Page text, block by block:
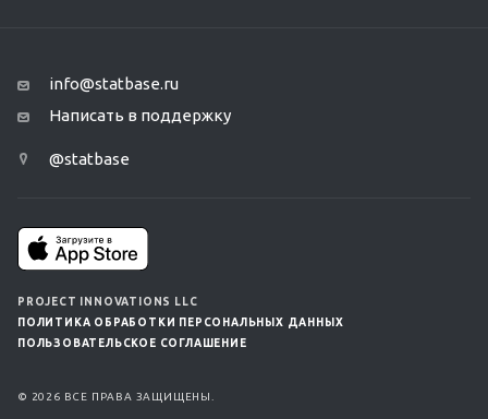
info@statbase.ru
Написать в поддержку
@statbase
PROJECT INNOVATIONS LLC
ПОЛИТИКА ОБРАБОТКИ ПЕРСОНАЛЬНЫХ ДАННЫХ
ПОЛЬЗОВАТЕЛЬСКОЕ СОГЛАШЕНИЕ
© 2026 ВСЕ ПРАВА ЗАЩИЩЕНЫ.